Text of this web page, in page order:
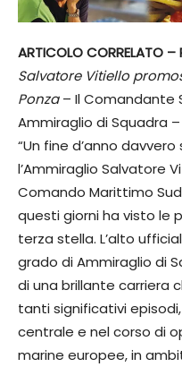
ARTICOLO CORRELATO
Salvatore Vitiello
Ponza– Il Comandante
Ammiraglio di Squadra
“Un fine d’anno
l’Ammiraglio Salvatore
Comando Marittimo
questi giorni ha visto le
terza stella. L’alto
grado di Ammiraglio di
di una brillante carriera
tanti significativi
centrale e nel corso di
marine europee, in